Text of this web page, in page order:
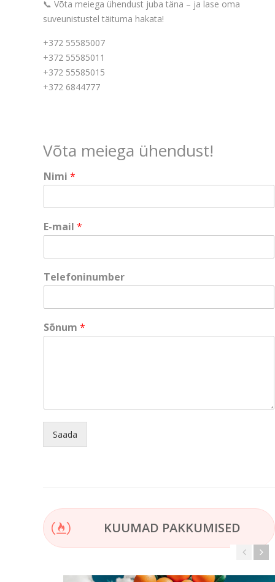
📞 Võta meiega ühendust juba täna – ja lase oma
suveunistustel täituma hakata!
+372 55585007
+372 55585011
+372 55585015
+372 6844777
Võta meiega ühendust!
Nimi *
E
-
a
N
m
E-mail *
Telefoninumber
Sõnum *
Saada
KUUMAD PAKKUMISED